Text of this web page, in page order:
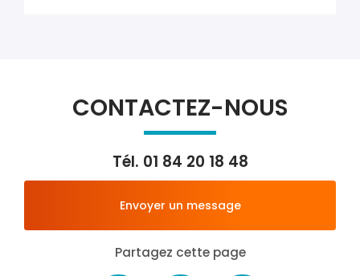
CONTACTEZ-NOUS
Tél. 01 84 20 18 48
Envoyer un message
Partagez cette page